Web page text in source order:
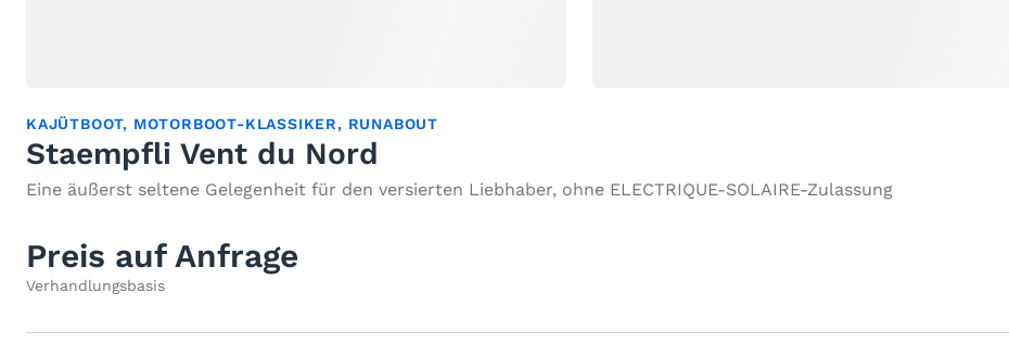
KAJÜTBOOT, MOTORBOOT-KLASSIKER, RUNABOUT
Staempfli Vent du Nord
Eine äußerst seltene Gelegenheit für den versierten Liebhaber, ohne ELECTRIQUE-SOLAIRE-Zulassung
Preis auf Anfrage
Verhandlungsbasis